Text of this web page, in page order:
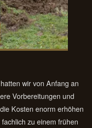
wir von Anfang an
Vorbereitungen und
Kosten enorm erhöhen
zu einem frühen